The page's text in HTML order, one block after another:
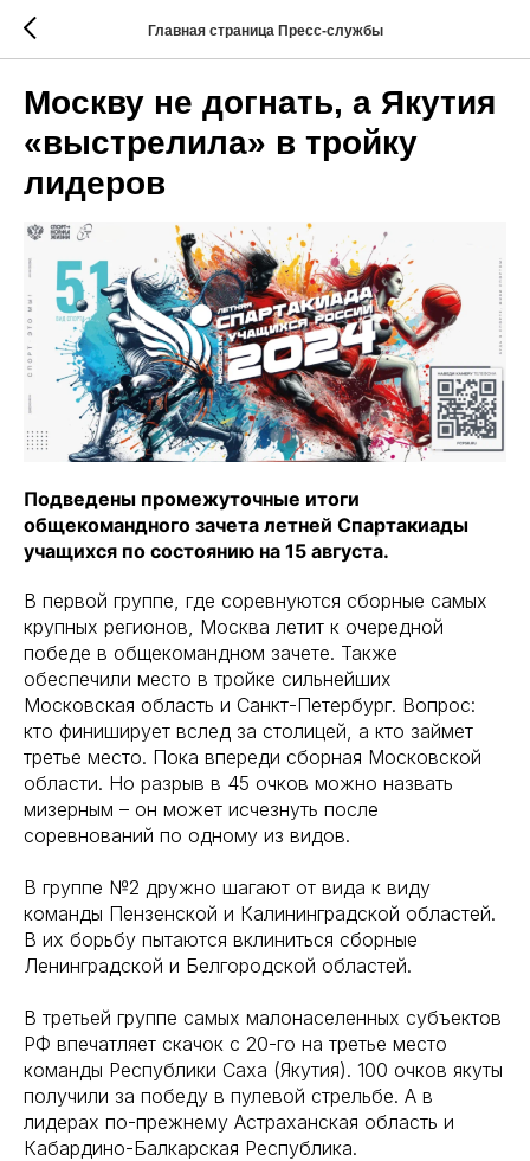
Главная страница Пресс-службы
Москву не догнать, а Якутия
«выстрелила» в тройку
лидеров
Подведены промежуточные итоги
общекомандного зачета летней Спартакиады
учащихся по состоянию на 15 августа.
В первой группе, где соревнуются сборные самых
крупных регионов, Москва летит к очередной
победе в общекомандном зачете. Также
обеспечили место в тройке сильнейших
Московская область и Санкт-Петербург. Вопрос:
кто финиширует вслед за столицей, а кто займет
третье место. Пока впереди сборная Московской
области. Но разрыв в 45 очков можно назвать
мизерным – он может исчезнуть после
соревнований по одному из видов.
В группе №2 дружно шагают от вида к виду
команды Пензенской и Калининградской областей.
В их борьбу пытаются вклиниться сборные
Ленинградской и Белгородской областей.
В третьей группе самых малонаселенных субъектов
РФ впечатляет скачок с 20-го на третье место
команды Республики Саха (Якутия). 100 очков якуты
получили за победу в пулевой стрельбе. А в
лидерах по-прежнему Астраханская область и
Кабардино-Балкарская Республика.